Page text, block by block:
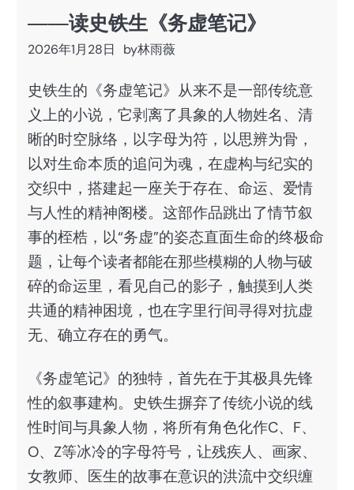
——读史铁生《务虚笔记》
2026年1月28日 by林雨薇
史铁生的《务虚笔记》从来不是一部传统意
义上的小说，它剥离了具象的人物姓名、清
晰的时空脉络，以字母为符，以思辨为骨，
以对生命本质的追问为魂，在虚构与纪实的
交织中，搭建起一座关于存在、命运、爱情
与人性的精神阁楼。这部作品跳出了情节叙
事的桎梏，以“务虚”的姿态直面生命的终极命
题，让每个读者都能在那些模糊的人物与破
碎的命运里，看见自己的影子，触摸到人类
共通的精神困境，也在字里行间寻得对抗虚
无、确立存在的勇气。
《务虚笔记》的独特，首先在于其极具先锋
性的叙事建构。史铁生摒弃了传统小说的线
性时间与具象人物，将所有角色化作C、F、
O、Z等冰冷的字母符号，让残疾人、画家、
女教师、医生的故事在意识的洪流中交织缠